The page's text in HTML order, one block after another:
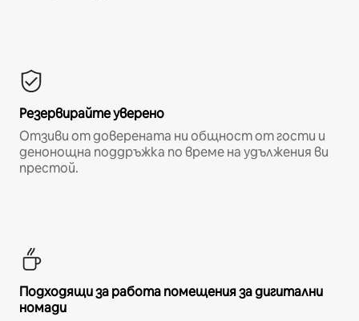
Резервирайте уверено
Отзиви от доверената ни общност от гости и
денонощна поддръжка по време на удължения ви
престой.
Подходящи за работа помещения за дигитални
номади